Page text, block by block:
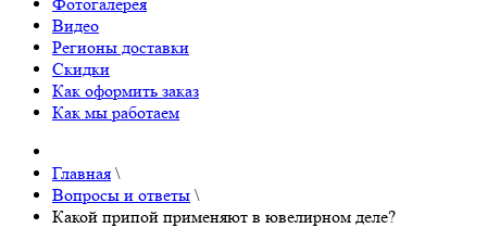
Видео
Регионы доставки
Скидки
Как оформить заказ
Как мы работаем
Главная \
Вопросы и ответы \
Какой припой применяют в ювелирном деле?